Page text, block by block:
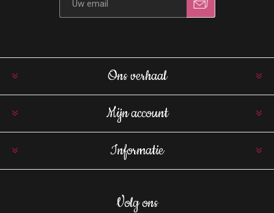
Ons verhaal
Mijn account
Informatie
Volg ons